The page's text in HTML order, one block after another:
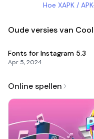
Hoe XAPK /
Oude versies van
Fonts for Instagram 5.3
Apr 5, 2024
Online spellen